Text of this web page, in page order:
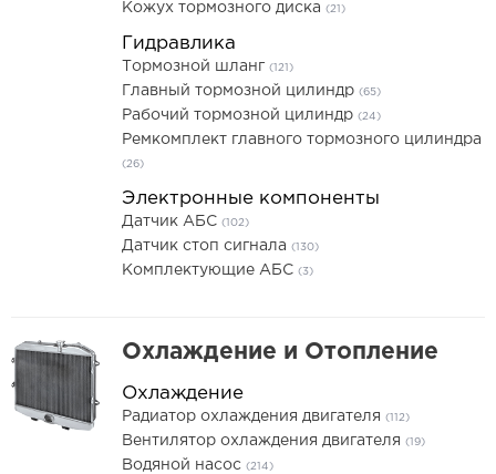
Кожух тормозного диска (21)
Гидравлика
Тормозной шланг (121)
Главный тормозной цилиндр (65)
Рабочий тормозной цилиндр (24)
Ремкомплект главного тормозного цилиндра
(26)
Электронные компоненты
Датчик АБС (102)
Датчик стоп сигнала (130)
Комплектующие АБС (3)
Охлаждение и Отопление
Охлаждение
Радиатор охлаждения двигателя (112)
Вентилятор охлаждения двигателя (19)
Водяной насос (214)